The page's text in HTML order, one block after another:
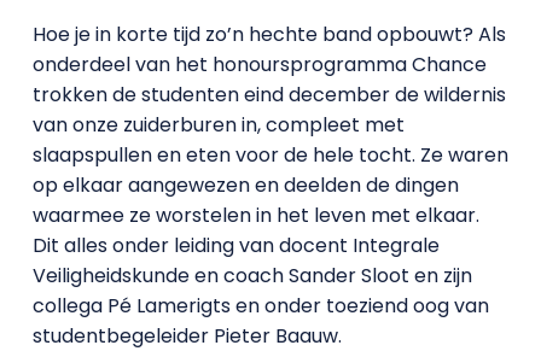
Hoe je in korte tijd zo’n hechte band opbouwt? Als
onderdeel van het honoursprogramma Chance
trokken de studenten eind december de wildernis
van onze zuiderburen in, compleet met
slaapspullen en eten voor de hele tocht. Ze waren
op elkaar aangewezen en deelden de dingen
waarmee ze worstelen in het leven met elkaar.
Dit alles onder leiding van docent Integrale
Veiligheidskunde en coach Sander Sloot en zijn
collega Pé Lamerigts en onder toeziend oog van
studentbegeleider Pieter Baauw.